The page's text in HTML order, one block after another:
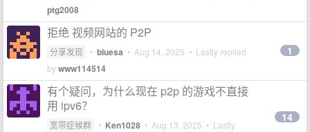
ptg2008
拒绝 视频网站的 P2P
分享发现 • bluesa • Aug 14, 2025 • Lastly replied
bywww114514
1
有个疑问，为什么现在 p2p 的游戏不直接
用 ipv6？
宽带症候群 • Ken1028 • Aug 13, 2025 • Lastly
14